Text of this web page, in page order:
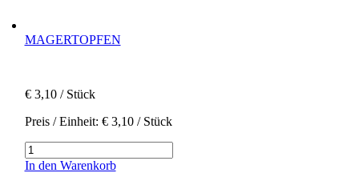
MAGERTOPFEN
€3,10/ Stück
Preis / Einheit: €3,10/ Stück
Magertopfen
Menge
In den Warenkorb